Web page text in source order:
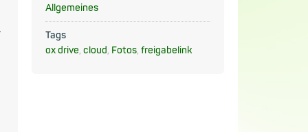
Allgemeines
Tags
ox drive, cloud, Fotos, freigabelink